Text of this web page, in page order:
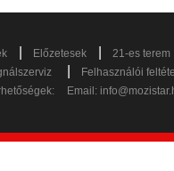
Előzetesek
21-es terem
Felhasználói
Email: